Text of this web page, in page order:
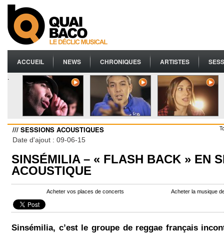
ACCUEIL NEWS CHRONIQUES ARTISTES
.
/// SESSIONS ACOUSTIQUES
Date d'ajout : 09-06-15
SINSÉMILIA – « FLASH BACK » EN
ACOUSTIQUE
Acheter vos places de concerts Acheter la musique
Sinsémilia, c’est le groupe de reggae français